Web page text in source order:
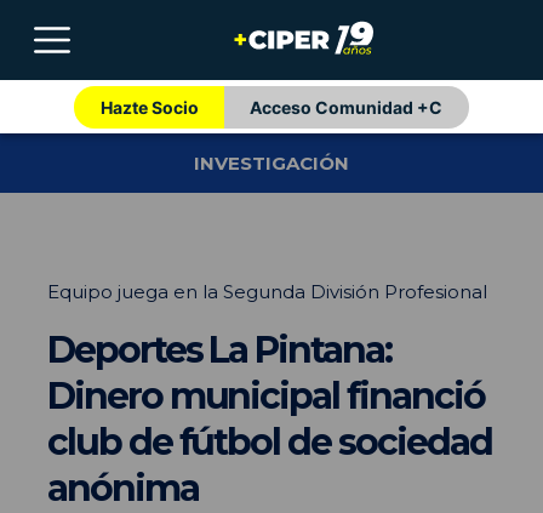
Hazte Socio Acceso Comunidad +C
INVESTIGACIÓN
Equipo juega en la Segunda División Profesional
Deportes La Pintana:
Dinero municipal financió
club de fútbol de sociedad
anónima